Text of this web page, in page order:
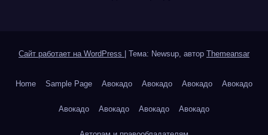
Сайт работает на WordPress Тема: Newsup, автор Themeansar
Home Sample Page Авокадо Авокадо Авокадо Авокадо
Авокадо Авокадо Авокадо Авокадо